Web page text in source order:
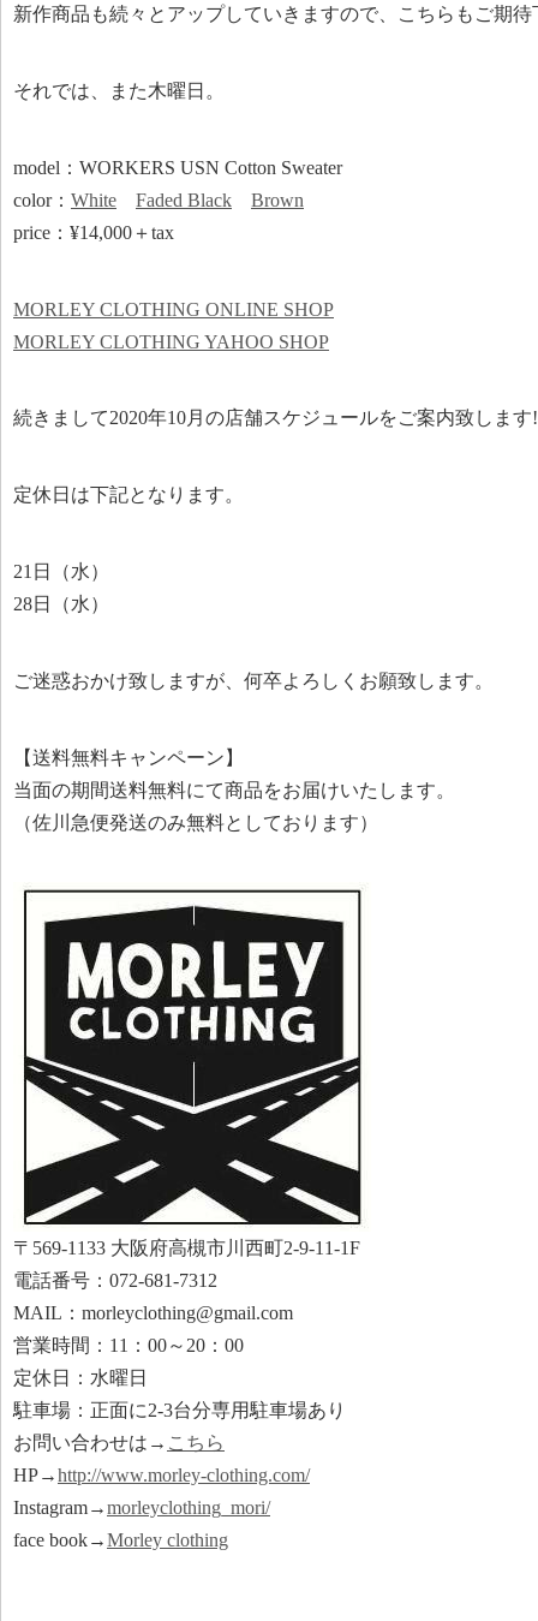
新作商品も続々とアップしていきますので、こちらもご期待
それでは、また木曜日。
model：WORKERS USN Cotton Sweater
color： White Faded Black
Brown
price：¥14,000＋tax
MORLEY CLOTHING ONLINE SHOP
MORLEY CLOTHING YAHOO SHOP
続きまして2020年10月の店舗スケジュールをご案内致します
定休日は下記となります。
21日（水）
28日（水）
ご迷惑おかけ致しますが、何卒よろしくお願致します。
【送料無料キャンペーン】
当面の期間送料無料にて商品をお届けいたします。
（佐川急便発送のみ無料としております）
〒569-1133 大阪府高槻市川西町2-9-11-1F
電話番号：072-681-7312
MAIL：morleyclothing@gmail.com
営業時間：11：00～20：00
定休日：水曜日
駐車場：正面に2-3台分専用駐車場あり
お問い合わせは→ こちら
HP→http://www.morley-clothing.com/
Instagram→morleyclothing_mori/
face book→Morley clothing